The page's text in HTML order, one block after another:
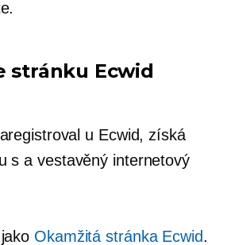
stránku Ecwid
u Ecwid, získá
s a vestavěný internetový
Okamžitá stránka Ecwid.